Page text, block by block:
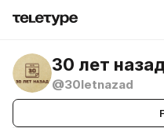
30 лет
@30letnazad